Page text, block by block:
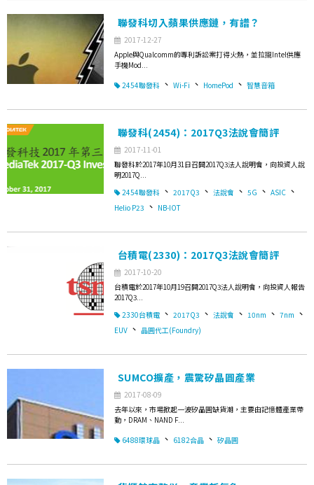
聯發科切入蘋果供應鏈，有譜？
2017-12-27
Apple與Qualcomm的專利訴訟案打得火熱，並拉攏Intel供應
手機Mod...
2454聯發科 、 Wi-Fi 、 HomePod 、 智慧音箱
聯發科(2454)：2017Q3法說會簡評
2017-11-01
聯發科於2017年10月31日召開2017Q3法人說明會，向投資人說
明2017Q...
2454聯發科 、 2017Q3 、 法說會 、 5G 、 ASIC 、
Helio P23 、 NB-IOT
台積電(2330)：2017Q3法說會簡評
2017-10-20
台積電於2017年10月19召開2017Q3法人說明會，向投資人報告
2017Q3...
2330台積電 、 2017Q3 、 法說會 、 10nm 、 7nm 、
EUV 、 晶圓代工(Foundry)
SUMCO擴產，震驚矽晶圓產業
2017-08-09
去年以來，市場掀起一波矽晶圓缺貨潮，主要由記憶體產業帶
動，DRAM、NAND F...
6488環球晶 、 6182合晶 、 矽晶圓